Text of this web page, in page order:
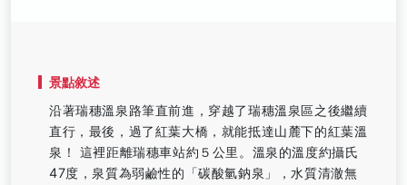
景點敘述
沿著瑞穗溫泉路筆直前進，穿越了瑞穗溫泉區之後繼續
直行，最後，過了紅葉大橋，就能抵達山麓下的紅葉溫
泉！ 這裡距離瑞穗車站約５公里。溫泉的溫度約攝氏
47度，泉質為弱鹼性的「碳酸氫鈉泉」，水質清澈無